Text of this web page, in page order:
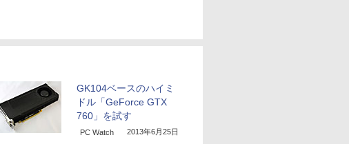
GK104ベースのハイミ
ドル「GeForce GTX
760」を試す
PC Watch 2013年6月25日